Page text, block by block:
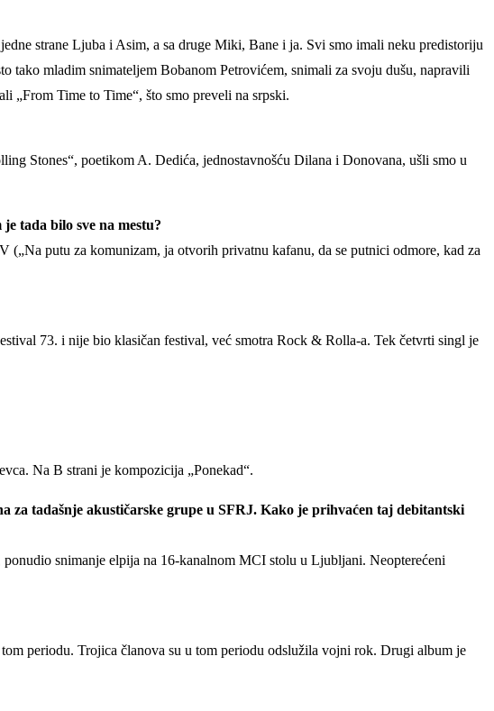
strane Ljuba i Asim, a sa druge Miki, Bane i ja. Svi smo imali neku predistoriju
tako mladim snimateljem Bobanom Petrovićem, snimali za svoju dušu, napravili
„From Time to Time“, što smo preveli na srpski.
Stones“, poetikom A. Dedića, jednostavnošću Dilana i Donovana, ušli smo u
tada bilo sve na mestu?
(„Na putu za komunizam, ja otvorih privatnu kafanu, da se putnici odmore, kad za
73. i nije bio klasičan festival, već smotra Rock & Rolla-a. Tek četvrti singl je
Na B strani je kompozicija „Ponekad“.
za tadašnje akustičarske grupe u SFRJ. Kako je prihvaćen taj debitantski
snimanje elpija na 16-kanalnom MCI stolu u Ljubljani. Neopterećeni
periodu. Trojica članova su u tom periodu odslužila vojni rok. Drugi album je